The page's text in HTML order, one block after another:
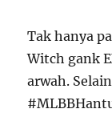
Tak hanya
Witch gank
arwah.